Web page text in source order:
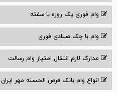
وام فوری یک روزه با سفته
وام با‌ چک صیادی‌ فوری
مدارک لازم انتقال امتیاز وام رسالت
انواع وام بانک قرض الحسنه مهر ایران ۱۴۰۴